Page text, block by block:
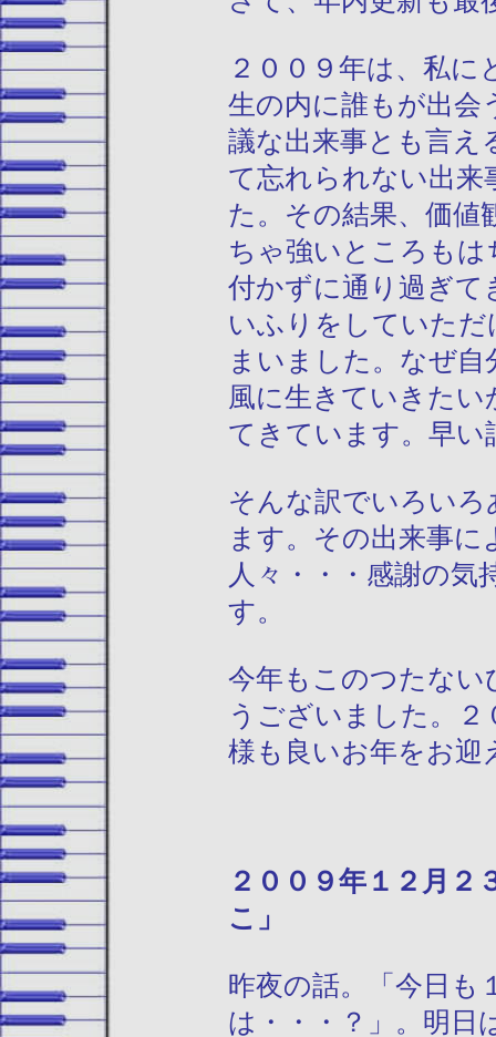
２００９年は、私
生の内に誰もが出会
議な出来事とも言え
て忘れられない出
た。その結果、価値
ちゃ強いところも
付かずに通り過ぎて
いふりをしていた
まいました。なぜ
風に生きていきた
てきています。早い
そんな訳でいろい
ます。その出来事
人々・・・感謝の
す。
今年もこのつたな
うございました。
様も良いお年をお迎
２００９年
こ」
昨夜の話。「今日も
は・・・？」。明日